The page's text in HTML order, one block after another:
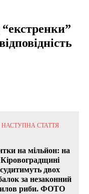
НАСТУПНА СТАТТЯ
на мільйон: на
Кіровоградщині
судитимуть двох
за незаконний
риби. ФОТО